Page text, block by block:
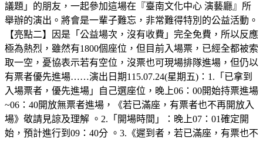
議題」的朋友，一起參加這場在『臺南文化中心 演藝廳』所
舉辦的演出。將會是一輩子難忘，非常難得特別的公益活動。
【亮點二】因是「公益場次，沒有收費」完全免費，所以反應
極為熱烈，雖然有1800個座位，但目前入場票，已經全都被索
取一空，憂協表示若有空位，沒票也可現場排隊進場，但仍以
有票者優先進場……演出日期115.07.24(星期五)：1.「已拿到
入場票者，優先進場」自己選座位，晚上06：00開始持票進場
~06：40開放無票者進場，《若已滿座，有票者也不再開放入
場》敬請見諒及理解 。2.「開場時間」：晚上07：01確定開
始，預計進行到09：40分 。3.《遲到者，若已滿座，有票也不